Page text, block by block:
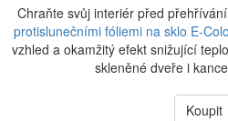
Chraňte svůj interiér před
protislunečními fóliemi na sklo E-
vzhled a okamžitý efekt snižující
skleněné dveře i
Koupit